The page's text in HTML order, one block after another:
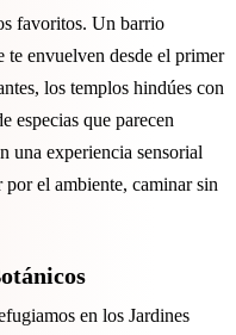
favoritos. Un barrio
te envuelven desde el primer
los templos hindúes con
especias que parecen
una experiencia sensorial
el ambiente, caminar sin
en los Jardines